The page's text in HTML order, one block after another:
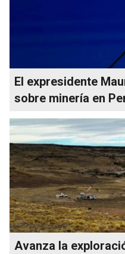
El expresidente
sobre minería en
Avanza la